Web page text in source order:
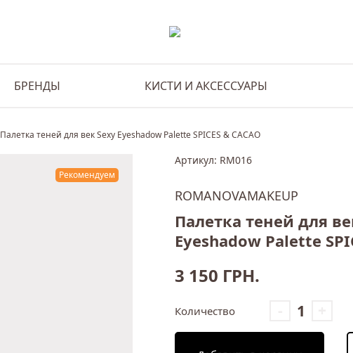
БРЕНДЫ КИСТИ И АКСЕССУАРЫ
Палетка теней для век Sexy Eyeshadow Palette SPICES & CACAO
Рекомендуем
Артикул: RM016
ROMANOVAMAKEUP
Палетка теней для
Eyeshadow Palette
3 150 ГРН.
Количество